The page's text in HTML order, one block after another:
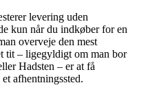
levering uden
kun når du indkøber for en
overveje den mest
tit – ligegyldigt om man bor
Hadsten – er at få
afhentningssted.